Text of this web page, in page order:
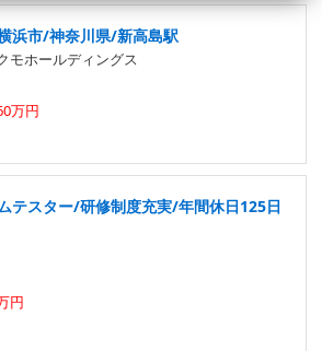
浜市/神奈川県/新高島駅
モホールディングス
万円
テスター/研修制度充実/年間休日125日
円